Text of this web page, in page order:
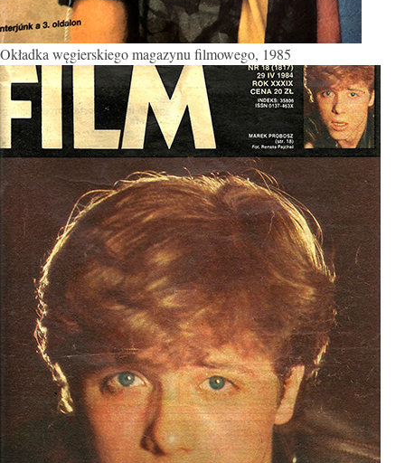
Okładka węgierskiego magazynu filmowego, 1985